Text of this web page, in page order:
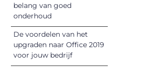
belang van goed
onderhoud
De voordelen van het
upgraden naar Office 2019
voor jouw bedrijf